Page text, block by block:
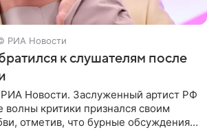
РИА Новости
к слушателям после
Новости. Заслуженный артист РФ
критики признался своим
отметив, что бурные обсуждения